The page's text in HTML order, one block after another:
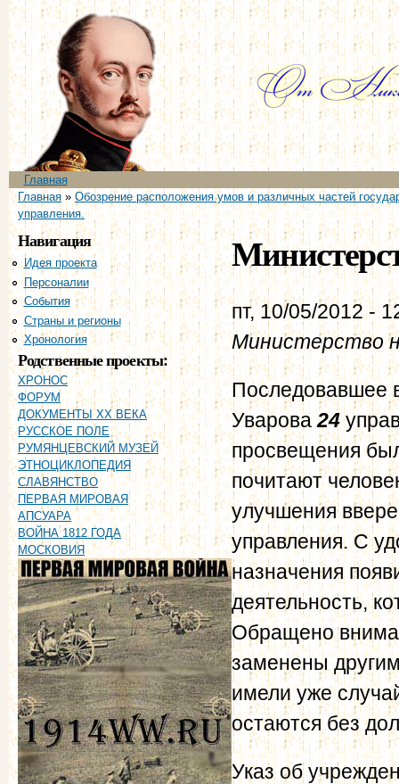
Главное меню
Главная
Вы здесь
Главная» Обозрение расположения умов и различных частей
управления.
Навигация
Идея проекта
Персоналии
События
Страны и регионы
Хронология
Родственные проекты:
ХРОНОС
ФОРУМ
ДОКУМЕНТЫ XX ВЕКА
РУССКОЕ ПОЛЕ
РУМЯНЦЕВСКИЙ МУЗЕЙ
ЭТНОЦИКЛОПЕДИЯ
СЛАВЯНСТВО
ПЕРВАЯ МИРОВАЯ
АПСУАРА
ВОЙНА 1812 ГОДА
МОСКОВИЯ
пт, 10/05/2012 -
Министерство
Последовавшее
Уварова24
просвещения
почитают
улучшения
управления. С
назначения
деятельность,
Обращено
заменены
имели уже
остаются без
Указ об